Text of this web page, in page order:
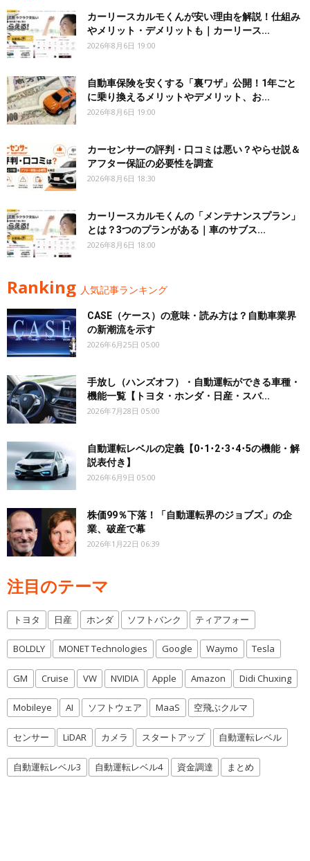
カーリースカルモくんが安い理由を解説！仕組み
やメリット・デメリットも｜カーリース...
2026年8月6日 19:00
自動車保険を安くする「裏ワザ」公開！1年ごと
に乗り換えるメリットやデメリット、お...
2026年8月6日 19:00
カーセンサーの評判・口コミは悪い？やらせ説＆
アフター保証の必要性を調査
2026年8月6日 18:30
カーリースカルモくんの「メンテナンスプラン」
とは？3つのプランがある｜車のサブス...
2026年8月6日 18:00
Ranking 人気記事ランキング
CASE（ケース）の意味・読み方は？自動車業界
の新潮流を示す
2026年6月25日 05:00
手放し（ハンズオフ）・自動運転ができる車種・
機能一覧【トヨタ・ホンダ・日産・スバ...
2026年7月28日 05:00
自動運転レベルの定義【0･1･2･3･4･5の機能・解
説表付き】
2026年6月9日 05:00
株価99％下落！「自動運転界のジョブズ」の企
業、破産で幕
2026年1月22日 06:39
注目のテーマ
トヨタ 日産 ホンダ ソフトバンク ティアフォー
BOLDLY MONET Technologies Google Waymo Tesla
GM Cruise VW NVIDIA Apple Amazon Didi Chuxing
Mobileye AI ソフトウェア MaaS 空飛ぶクルマ
センサー LiDAR カメラ スタートアップ 自動運転レベル
自動運転レベル3 自動運転レベル4 資金調達 まとめ